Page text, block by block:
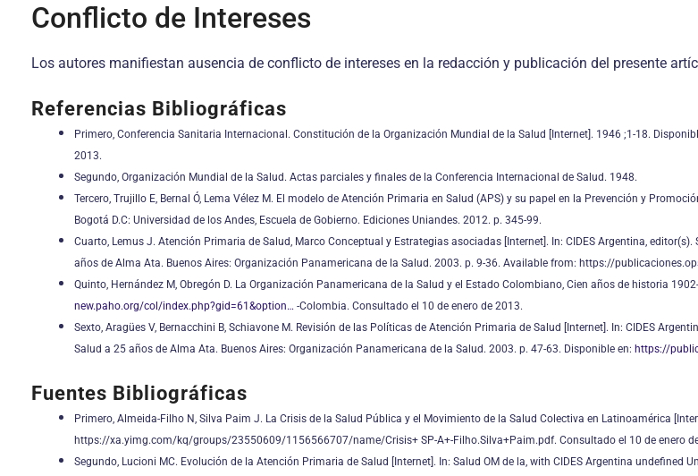
Conflicto de Intereses
Los autores manifiestan ausencia de conflicto de intereses en la redacción y publicación del presente
Referencias Bibliográficas
Primero, Conferencia Sanitaria Internacional. Constitución de la Organización Mundial de la Salud [Internet]. 1946 ;1-18.
2013.
Segundo, Organización Mundial de la Salud. Actas parciales y finales de la Conferencia Internacional de Salud. 1948.
Tercero, Trujillo E, Bernal Ó, Lema Vélez M. El modelo de Atención Primaria en Salud (APS) y su papel en la Prevención y
Bogotá D.C: Universidad de los Andes, Escuela de Gobierno. Ediciones Uniandes. 2012. p. 345-99.
Cuarto, Lemus J. Atención Primaria de Salud, Marco Conceptual y Estrategias asociadas [Internet]. In: CIDES Argentina,
años de Alma Ata. Buenos Aires: Organización Panamericana de la Salud. 2003. p. 9-36. Available from: https://
Quinto, Hernández M, Obregón D. La Organización Panamericana de la Salud y el Estado Colombiano, Cien años de historia
new.paho.org/col/index.php?gid=61&option… -Colombia. Consultado el 10 de enero de 2013.
Sexto, Aragües V, Bernacchini B, Schiavone M. Revisión de las Políticas de Atención Primaria de Salud [Internet]. In: CIDES
Salud a 25 años de Alma Ata. Buenos Aires: Organización Panamericana de la Salud. 2003. p. 47-63. Disponible en: https://
Fuentes Bibliográficas
Primero, Almeida-Filho N, Silva Paim J. La Crisis de la Salud Pública y el Movimiento de la Salud Colectiva en Latinoamérica
https://xa.yimg.com/kq/groups/23550609/1156566707/name/Crisis+ SP-A+-Filho.Silva+Paim.pdf. Consultado el 10 de enero
Segundo, Lucioni MC. Evolución de la Atención Primaria de Salud [Internet]. In: Salud OM de la, with CIDES Argentina undefined